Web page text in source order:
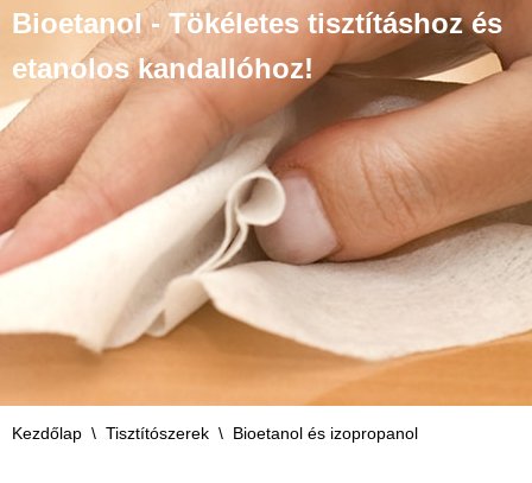
Bioetanol - Tökéletes tisztításhoz és
etanolos kandallóhoz!
Kezdőlap \ Tisztítószerek \ Bioetanol és izopropanol